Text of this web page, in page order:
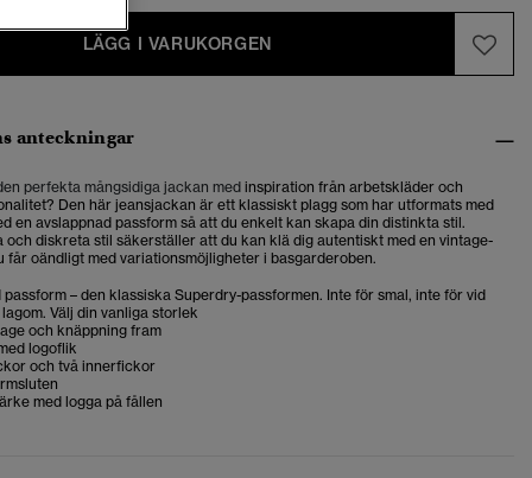
LÄGG I VARUKORGEN
anteckningar
perfekta mångsidiga jackan med inspiration från arbetskläder och
Den här jeansjackan är ett klassiskt plagg som har utformats med
en avslappnad passform så att du enkelt kan skapa din distinkta stil.
och diskreta stil säkerställer att du kan klä dig autentiskt med en vintage-
får oändligt med variationsmöjligheter i basgarderoben.
passform – den klassiska Superdry-passformen. Inte för smal, inte för vid
Välj din vanliga storlek
och knäppning fram
logoflik
och två innerfickor
med logga på fållen